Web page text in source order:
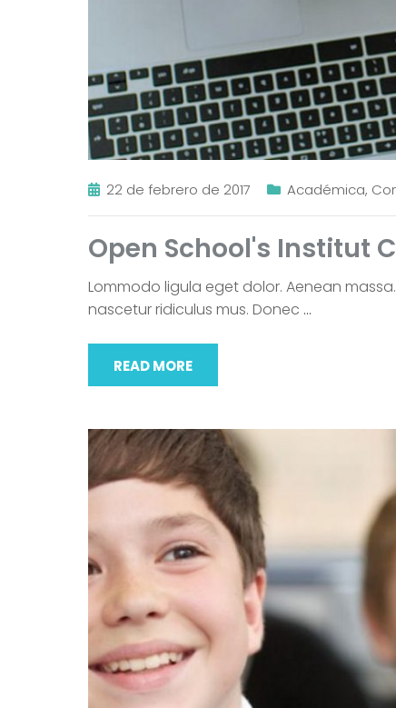
22 de febrero de 2017 Académica,
Open School's Institut
Lommodo ligula eget dolor. Aenean
nascetur ridiculus mus. Donec …
READ MORE